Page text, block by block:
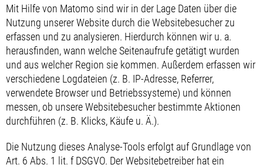
Mit Hilfe von Matomo sind wir in der Lage Daten über die
Nutzung unserer Website durch die Websitebesucher zu
erfassen und zu analysieren. Hierdurch können wir u. a.
herausfinden, wann welche Seitenaufrufe getätigt wurden
und aus welcher Region sie kommen. Außerdem erfassen wir
verschiedene Logdateien (z. B. IP-Adresse, Referrer,
verwendete Browser und Betriebssysteme) und können
messen, ob unsere Websitebesucher bestimmte Aktionen
durchführen (z. B. Klicks, Käufe u. Ä.).
Die Nutzung dieses Analyse-Tools erfolgt auf Grundlage von
Art. 6 Abs. 1 lit. f DSGVO. Der Websitebetreiber hat ein